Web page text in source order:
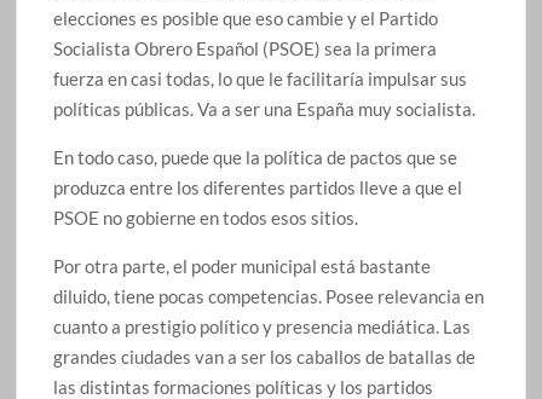
elecciones es posible que eso cambie y el Partido
Socialista Obrero Español (PSOE) sea la primera
fuerza en casi todas, lo que le facilitaría impulsar sus
políticas públicas. Va a ser una España muy socialista.
En todo caso, puede que la política de pactos que se
produzca entre los diferentes partidos lleve a que el
PSOE no gobierne en todos esos sitios.
Por otra parte, el poder municipal está bastante
diluido, tiene pocas competencias. Posee relevancia en
cuanto a prestigio político y presencia mediática. Las
grandes ciudades van a ser los caballos de batallas de
las distintas formaciones políticas y los partidos